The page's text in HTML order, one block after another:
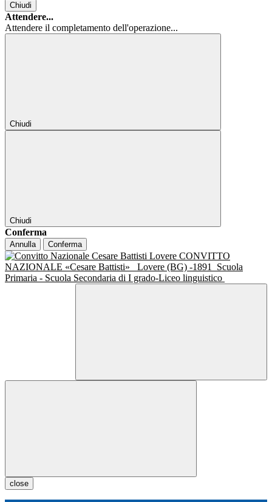
Chiudi
Attendere...
Attendere il completamento dell'operazione...
Chiudi
Chiudi
Conferma
Annulla Conferma
CONVITTO
NAZIONALE «Cesare Battisti»
Lovere (BG) -1891
Scuola
Primaria - Scuola Secondaria di I grado-Liceo linguistico
close